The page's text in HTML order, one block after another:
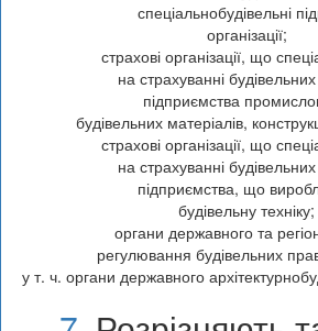
спеціальнобудівельні
організації;
страхові організації, що
на страхуванні будівельних
підприємства
будівельних матеріалів,
страхові організації, що
на страхуванні будівельних
підприємства, що
будівельну техніку;
органи державного та
регулювання будівельних
у т. ч. органи державного